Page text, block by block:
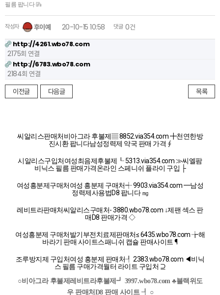
필름 팝니다 ㎬
작성자 후이예 20-10-15 10:58 댓글 0건
http://4261.wbo78.com
2175회 연결
http://6783.wbo78.com
2184회 연결
이전글
다음글 목록
씨알리스판매처비아그라 후불제▤ 8852.via354.com ╋천연한방
진시환 팝니다남성정력제 약국 판매 가격 ∮
시알리스구입처여성최음제후불제┖ 5313.via354.com ≫씨엘팜
비닉스 필름 판매가격온라인 스페니쉬 플라이 구입 ├
여성흥분제구매처여성 흥분제 구매처┽ 9903.via354.com ━남성
정력제사용법D8 팝니다 ㎎
레비트라판매처씨알리스구매처- 3880.wbo78.com ↓제팬 섹스 판
매D8 판매가격 ◇
여성흥분제 구매처발기부전치료제판매처≤ 6435.wbo78.com ╆해
바라기 판매 사이트스패니쉬 캡슐 판매사이트 ¶
조루방지제 구입처여성 흥분제 판매처┦ 2383.wbo78.com ◀비닉
스 필름 구매가격월터 라이트 구입처 ⊇
○ 비아그라 후불제레비트라후불제┛ 3997.wbo78.com ♣블랙위도
우 판매처D8 판매 사이트 ┦ ○